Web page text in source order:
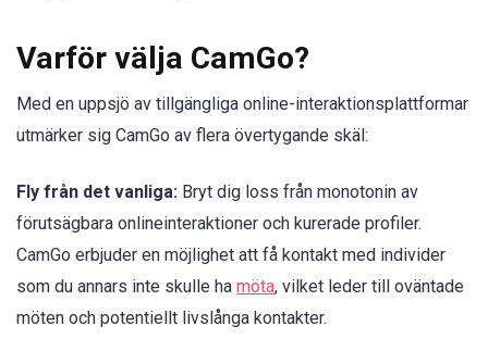
Varför välja CamGo?
Med en uppsjö av tillgängliga online-interaktionsplattformar
utmärker sig CamGo av flera övertygande skäl:
Fly från det vanliga: Bryt dig loss från monotonin av
förutsägbara onlineinteraktioner och kurerade profiler.
CamGo erbjuder en möjlighet att få kontakt med individer
som du annars inte skulle ha möta, vilket leder till oväntade
möten och potentiellt livslånga kontakter.